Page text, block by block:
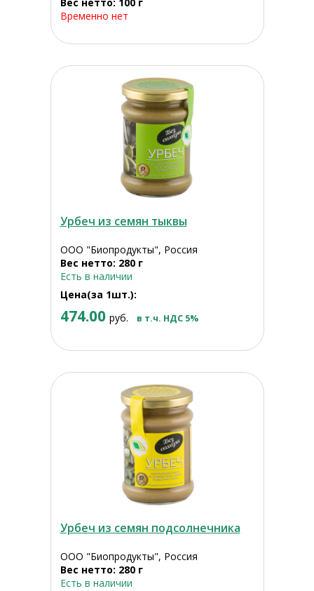
Вес нетто: 100 г
Временно нет
Урбеч из семян тыквы
ООО "Биопродукты", Россия
Вес нетто: 280 г
Есть в наличии
Цена(за 1шт.):
474.00 руб. в т.ч. НДС 5%
Урбеч из семян подсолнечника
ООО "Биопродукты", Россия
Вес нетто: 280 г
Есть в наличии